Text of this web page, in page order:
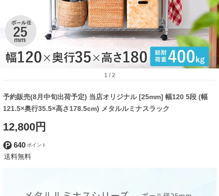
1/ 2
予約販売(8月中旬出荷予定) 当店オリジナル [25mm] 幅120 5段 (幅
121.5×奥行35.5×高さ178.5cm) メタルルミナスラック
12,800円
640